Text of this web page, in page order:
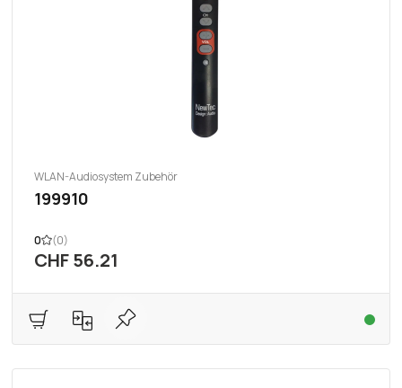
WLAN-Audiosystem Zubehör
199910
0 (0)
CHF 56.21